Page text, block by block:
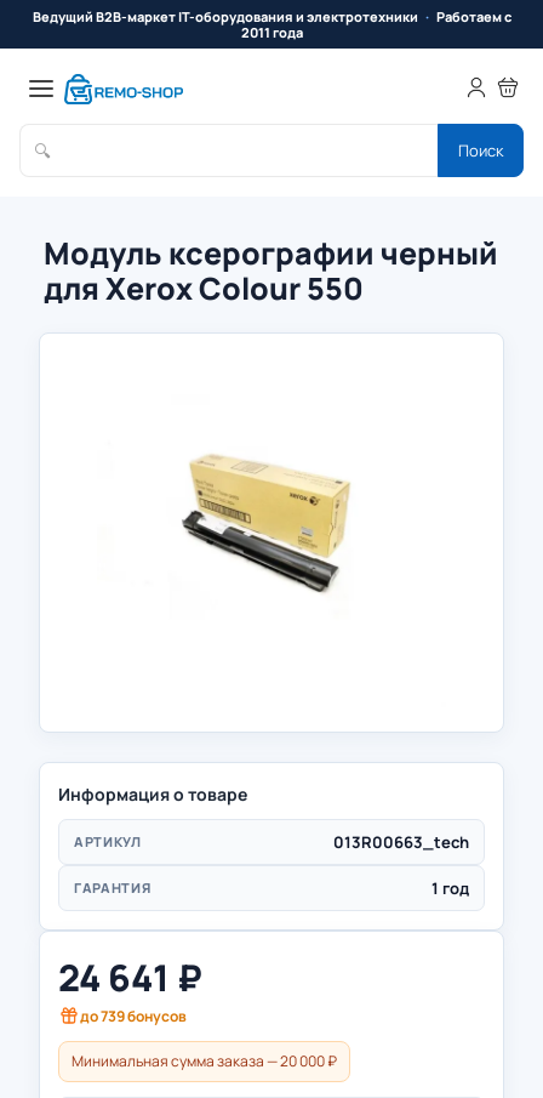
Ведущий B2B-маркет IT-оборудования и электротехники
Работаем с
2011 года
🔍 Поиск
Модуль ксерографии черный
для Xerox Colour 550
Информация о товаре
АРТИКУЛ 013R00663_tech
ГАРАНТИЯ 1 год
24 641 ₽
до739бонусов
Минимальная сумма заказа — 20 000 ₽